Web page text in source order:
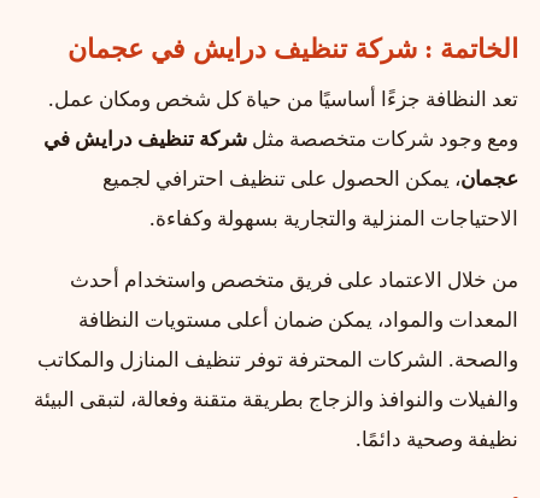
الخاتمة : شركة تنظيف درايش في عجمان
تعد النظافة جزءًا أساسيًا من حياة كل شخص ومكان عمل.
ومع وجود شركات متخصصة مثل شركة تنظيف درايش في
عجمان، يمكن الحصول على تنظيف احترافي لجميع
الاحتياجات المنزلية والتجارية بسهولة وكفاءة.
من خلال الاعتماد على فريق متخصص واستخدام أحدث
المعدات والمواد، يمكن ضمان أعلى مستويات النظافة
والصحة. الشركات المحترفة توفر تنظيف المنازل والمكاتب
والفيلات والنوافذ والزجاج بطريقة متقنة وفعالة، لتبقى البيئة
نظيفة وصحية دائمًا.